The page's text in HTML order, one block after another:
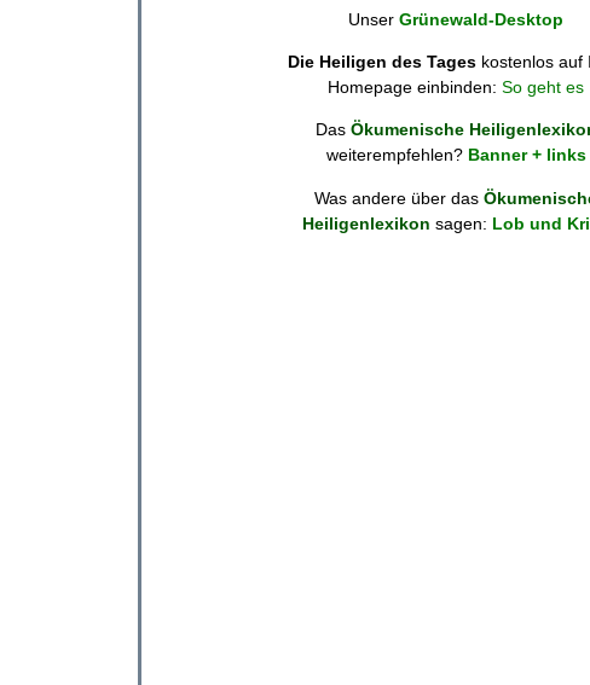
Unser Grünewald-Desktop
Die Heiligen des Tages kostenlos auf
Homepage einbinden: So geht es
Das Ökumenische
weiterempfehlen? Banner + links
Was andere über das
Heiligenlexikon sagen: Lob und